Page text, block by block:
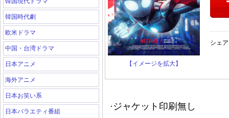
韓国時代劇
欧米ドラマ
中国・台湾ドラマ
日本アニメ
海外アニメ
日本お笑い系
日本バラエティ番組
【イメージを拡大】
シェ
·ジャケット印刷無し